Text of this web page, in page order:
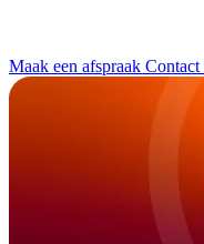
Maak een afspraak Contact